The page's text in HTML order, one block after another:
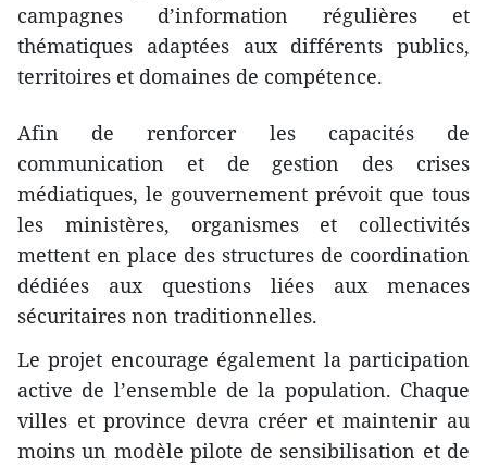
campagnes d’information régulières et
thématiques adaptées aux différents publics,
territoires et domaines de compétence.
Afin de renforcer les capacités de
communication et de gestion des crises
médiatiques, le gouvernement prévoit que tous
les ministères, organismes et collectivités
mettent en place des structures de coordination
dédiées aux questions liées aux menaces
sécuritaires non traditionnelles.
Le projet encourage également la participation
active de l’ensemble de la population. Chaque
villes et province devra créer et maintenir au
moins un modèle pilote de sensibilisation et de